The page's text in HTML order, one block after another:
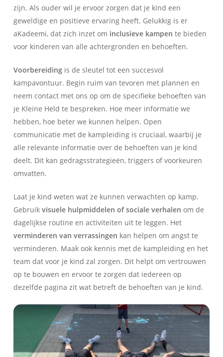
zijn. Als ouder wil je ervoor zorgen dat je kind een
geweldige en positieve ervaring heeft. Gelukkig is er
aKadeemi, dat zich inzet om inclusieve kampen te bieden
voor kinderen van alle achtergronden en behoeften.
Voorbereidingis de sleutel tot een succesvol
kampavontuur. Begin ruim van tevoren met plannen en
neem contact met ons op om de specifieke behoeften van
je Kleine Held te bespreken. Hoe meer informatie we
hebben, hoe beter we kunnen helpen. Open
communicatie met de kampleiding is cruciaal, waarbij je
alle relevante informatie over de behoeften van je kind
deelt. Dit kan gedragsstrategieën, triggers of voorkeuren
omvatten.
Laat je kind weten wat ze kunnen verwachten op kamp.
Gebruik visuele hulpmiddelen of sociale verhalen om de
dagelijkse routine en activiteiten uit te leggen. Het
verminderen van verrassingen kan helpen om angst te
verminderen. Maak ook kennis met de kampleiding en het
team dat voor je kind zal zorgen. Dit helpt om vertrouwen
op te bouwen en ervoor te zorgen dat iedereen op
dezelfde pagina zit wat betreft de behoeften van je kind.